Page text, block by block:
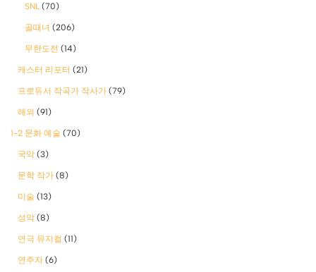
SNL (70)
골때녀 (206)
무한도전 (14)
캐스터 리포터 (21)
프로듀서 작곡가 작사가 (79)
해외 (91)
1-2 문화 예술 (70)
국악 (3)
문학 작가 (8)
미술 (13)
성악 (8)
연극 뮤지컬 (11)
연주자 (6)